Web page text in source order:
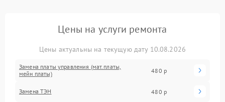
Цены на услуги ремонта
Цены актуальны на текущую дату 10.08.2026
Замена платы управления (мат.платы,
мейн платы)
480 р
Замена ТЭН 480 р